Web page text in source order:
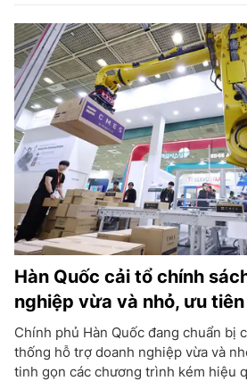
Hàn Quốc cải tổ chính
nghiệp vừa và nhỏ, ưu tiên
Chính phủ Hàn Quốc đang chuẩn bị
thống hỗ trợ doanh nghiệp vừa và
tinh gọn các chương trình kém hiệu